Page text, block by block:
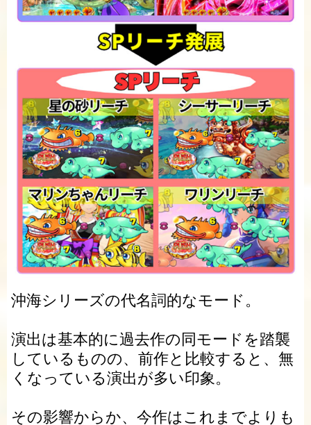
沖海シリーズの代名詞的なモード。
演出は基本的に過去作の同モードを踏襲
しているものの、前作と比較すると、無
くなっている演出が多い印象。
その影響からか、今作はこれまでよりも